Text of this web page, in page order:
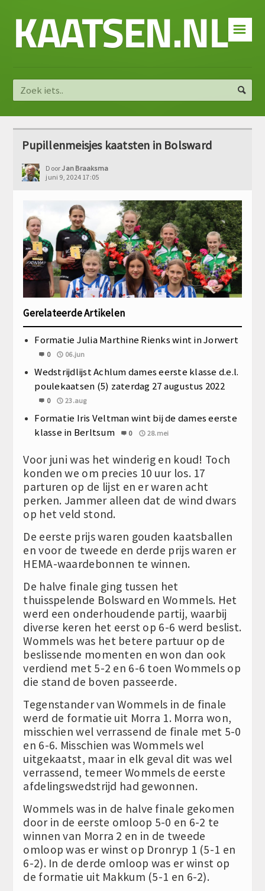
☰
KAATSEN.NL
Pupillenmeisjes kaatsten in Bolsward
DoorJan Braaksma
juni 9, 2024 17:05
Gerelateerde Artikelen
Formatie Julia Marthine Rienks wint in Jorwert
0 06.jun
Wedstrijdlijst Achlum dames eerste klasse d.e.l.
poulekaatsen (5) zaterdag 27 augustus 2022
0 23.aug
Formatie Iris Veltman wint bij de dames eerste
klasse in Berltsum
0 28.mei
Voor juni was het winderig en koud! Toch
konden we om precies 10 uur los. 17
parturen op de lijst en er waren acht
perken. Jammer alleen dat de wind dwars
op het veld stond.
De eerste prijs waren gouden kaatsballen
en voor de tweede en derde prijs waren er
HEMA-waardebonnen te winnen.
De halve finale ging tussen het
thuisspelende Bolsward en Wommels. Het
werd een onderhoudende partij, waarbij
diverse keren het eerst op 6-6 werd beslist.
Wommels was het betere partuur op de
beslissende momenten en won dan ook
verdiend met 5-2 en 6-6 toen Wommels op
die stand de boven passeerde.
Tegenstander van Wommels in de finale
werd de formatie uit Morra 1. Morra won,
misschien wel verrassend de finale met 5-0
en 6-6. Misschien was Wommels wel
uitgekaatst, maar in elk geval dit was wel
verrassend, temeer Wommels de eerste
afdelingswedstrijd had gewonnen.
Wommels was in de halve finale gekomen
door in de eerste omloop 5-0 en 6-2 te
winnen van Morra 2 en in de tweede
omloop was er winst op Dronryp 1 (5-1 en
6-2). In de derde omloop was er winst op
de formatie uit Makkum (5-1 en 6-2).